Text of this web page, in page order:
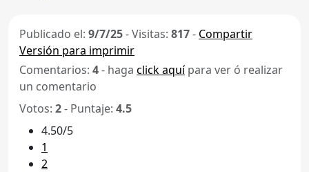
Publicado el: 9/7/25-Visitas: 817- Compartir
Versión para imprimir
Comentarios: 4- haga click aquípara ver ó realizar
un comentario
Votos: 2- Puntaje: 4.5
4.50/5
1
2